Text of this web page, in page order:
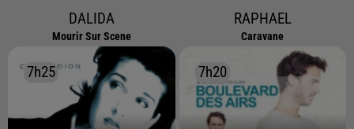
DALIDA
Mourir Sur Scene
RAPHAEL
Caravane
7h25
7h25 7h20
7h20